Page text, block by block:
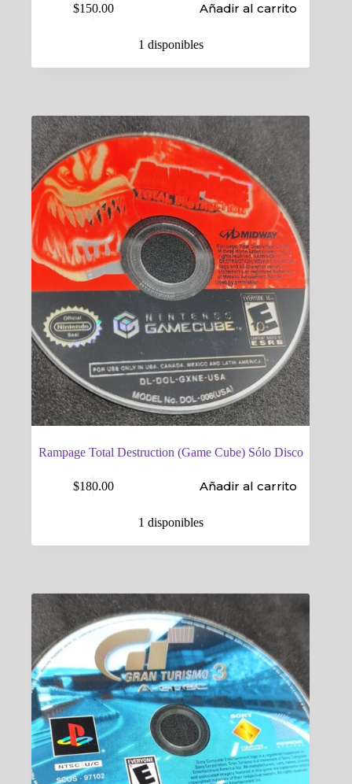
$150.00 Añadir al carrito
1 disponibles
Rampage Total Destruction (Game Cube) Sólo Disco
$180.00 Añadir al carrito
1 disponibles